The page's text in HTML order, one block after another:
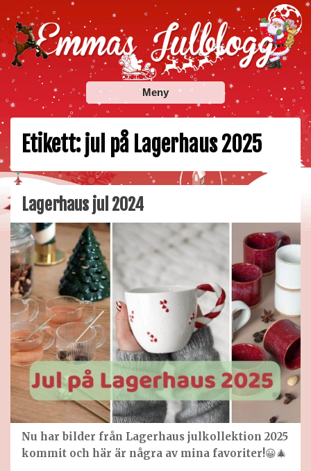
Skip
to
content
Emmas Julblogg
Julbloggar om julnyheter, julklappstips, julkalendrar,
adventskalendrar , julpyssel och julrecept!
Meny
Etikett:jul på Lagerhaus 2025
Lagerhaus jul 2024
Nu har bilder från Lagerhaus julkollektion 2025
kommit och här är några av mina favoriter!😀🎄